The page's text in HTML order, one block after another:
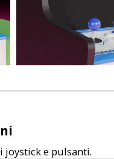
joystick e pulsanti.